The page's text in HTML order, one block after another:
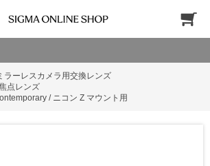
ラーレスカメラ用交換レンズ
点レンズ
/ ニコン Z マウント用